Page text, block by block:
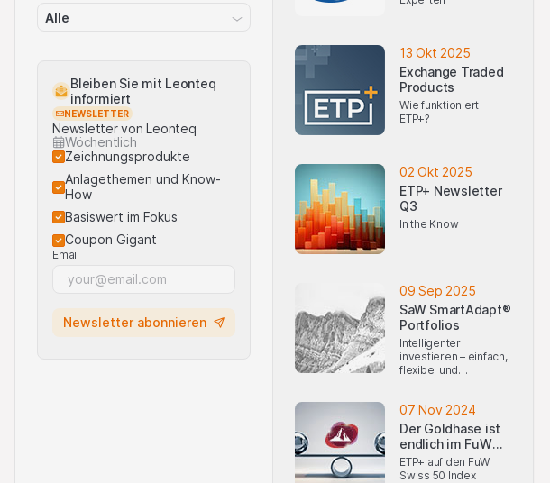
Alle
Bleiben Sie mit Leonteq
informiert
NEWSLETTER
Newsletter von Leonteq
Wöchentlich
Zeichnungsprodukte
Anlagethemen und Know-
How
Basiswert im Fokus
Coupon Gigant
Email
Newsletter abonnieren
13 Okt 2025
Exchange Traded
Products
Wie funktioniert
ETP+?
02 Okt 2025
ETP+ Newsletter
Q3
In the Know
09 Sep 2025
SaW SmartAdapt®
Portfolios
Intelligenter
investieren – einfach,
flexibel und
07 Nov 2024
Der Goldhase ist
endlich im FuW
Swiss 50 Index
ETP+ auf den FuW
Swiss 50 Index